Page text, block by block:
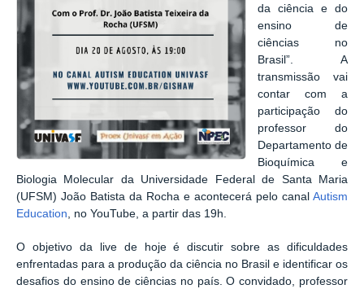
da ciência e do
ensino de
ciências no
Brasil”. A
transmissão vai
contar com a
participação do
professor do
Departamento de
Bioquímica e
Biologia Molecular da Universidade Federal de Santa Maria
(UFSM) João Batista da Rocha e acontecerá pelo canal Autism
Education , no YouTube, a partir das 19h.
O objetivo da live de hoje é discutir sobre as dificuldades
enfrentadas para a produção da ciência no Brasil e identificar os
desafios do ensino de ciências no país. O convidado, professor